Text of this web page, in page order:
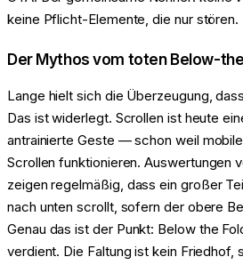
keine Pflicht-Elemente, die nur stören.
Der Mythos vom toten Below-
Lange hielt sich die Überzeugung,
Das ist widerlegt. Scrollen ist heute
antrainierte Geste — schon weil
Scrollen funktionieren. Auswertungen
zeigen regelmäßig, dass ein großer
nach unten scrollt, sofern der obere
Genau das ist der Punkt: Below the
verdient. Die Faltung ist kein Friedhof,